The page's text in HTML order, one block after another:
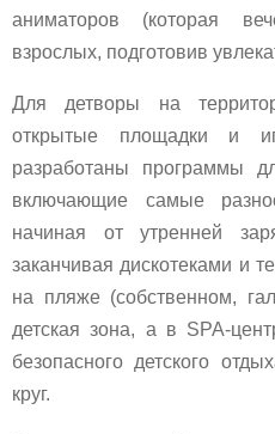
аниматоров (которая
взрослых, подготовив
Для детворы на
открытые площадки и
разработаны программы
включающие самые
начиная от утренней
заканчивая дискотеками и
на пляже (собственном,
детская зона, а в SPA-
безопасного детского
круг.